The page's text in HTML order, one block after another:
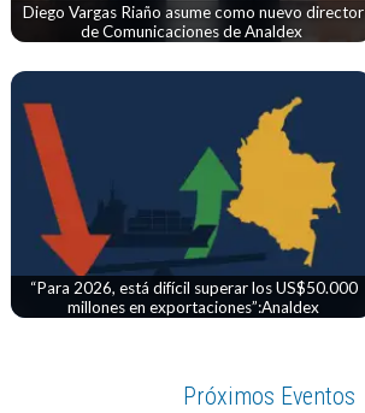
Diego Vargas Riaño asume como nuevo director
de Comunicaciones de Analdex
“Para 2026, está difícil superar los US$50.000
millones en exportaciones”:Analdex
Próximos Eventos